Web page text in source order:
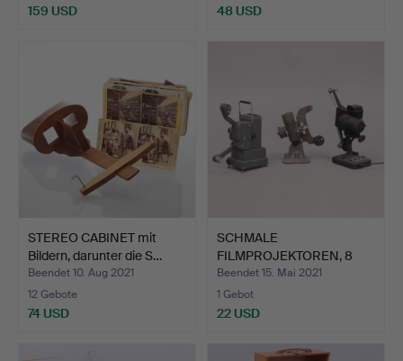
159 USD 48 USD
STEREO CABINET mit
Bildern, darunter die S…
Beendet 10. Aug 2021
12 Gebote
74 USD
SCHMALE
FILMPROJEKTOREN, 8
mm/16 mm, 3 Stc…
Beendet 15. Mai 2021
1 Gebot
22 USD